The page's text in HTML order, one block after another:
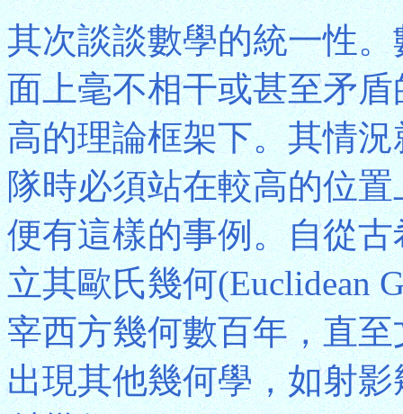
其次談談數學的統一性
面上毫不相干或甚至矛
高的理論框架下。其情
隊時必須站在較高的位
便有這樣的事例。自從
立其歐氏幾何(Euclidean
宰西方幾何數百年，直
出現其他幾何學，如射影